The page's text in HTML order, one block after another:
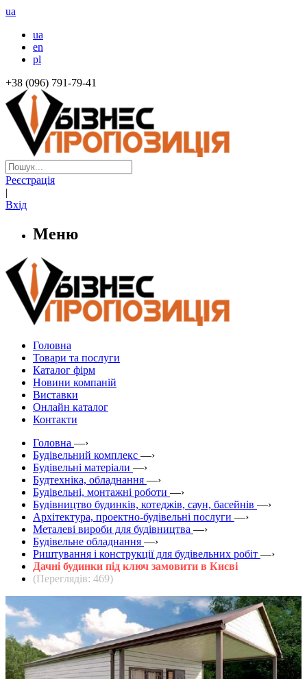
ua
ua
en
pl
+38 (096) 791-79-41
Реєстрація
|
Вхід
Меню
Головна
Товари та послуги
Каталог фірм
Новини компаній
Виставки
Онлайн каталог
Контакти
Головна —›
Будівельний комплекс —›
Будівельні матеріали —›
Будтехніка, обладнання —›
Будівельні, монтажні роботи —›
Будівництво будинків, котеджів, саун, басейнів —›
Архітектура, проектно-будівельні послуги —›
Металеві вироби для будівництва —›
Будівельне обладнання —›
Риштування і конструкції для будівельних робіт —›
Дачні будинки під ключ замовити в Києві
(Переглядів: 469)